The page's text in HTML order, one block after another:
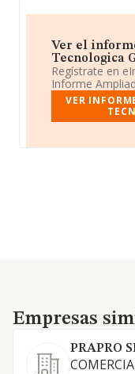
Ver el
Tecnologica
Regístrate en
Informe
VER
Empresas similares
Empresas
PRAPRO